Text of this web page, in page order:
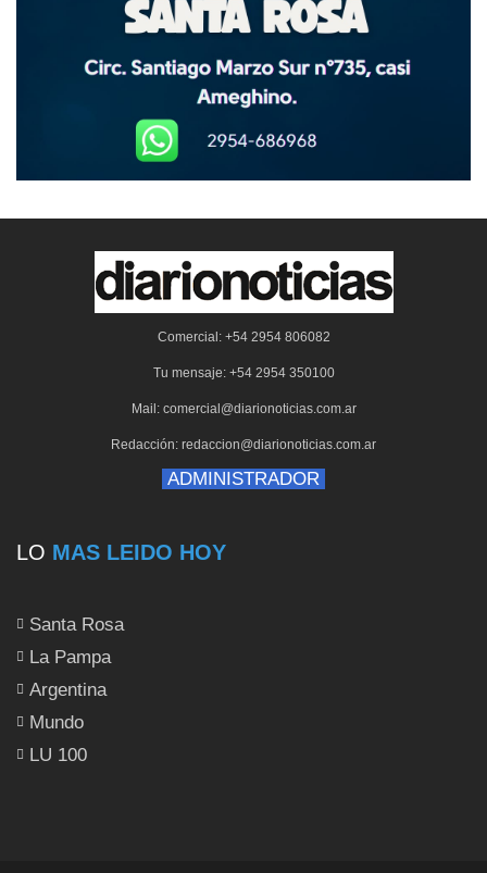
Comercial: +54 2954 806082
Tu mensaje: +54 2954 350100
Mail: comercial@diarionoticias.com.ar
Redacción: redaccion@diarionoticias.com.ar
ADMINISTRADOR
LO MAS LEIDO HOY
Santa Rosa
La Pampa
Argentina
Mundo
LU 100